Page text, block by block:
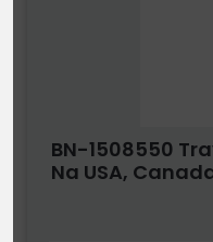
BN-1508550
Na USA,